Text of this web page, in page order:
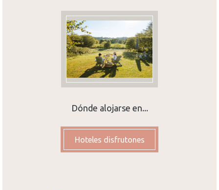
Dónde alojarse en...
Hoteles disfrutones